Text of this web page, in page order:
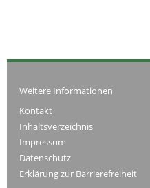
Weitere Informationen
Kontakt
Inhaltsverzeichnis
Impressum
Datenschutz
Erklärung zur Barrierefreiheit